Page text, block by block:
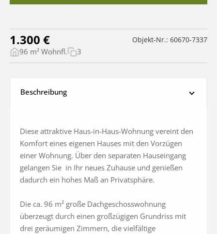
1.300 € Objekt-Nr.: 60670-7337
96 m² Wohnfl. 3
Beschreibung
Diese attraktive Haus-in-Haus-Wohnung vereint den
Komfort eines eigenen Hauses mit den Vorzügen
einer Wohnung. Über den separaten Hauseingang
gelangen Sie  in Ihr neues Zuhause und genießen
dadurch ein hohes Maß an Privatsphäre.
Die ca. 96 m² große Dachgeschosswohnung
überzeugt durch einen großzügigen Grundriss mit
drei geräumigen Zimmern, die vielfältige